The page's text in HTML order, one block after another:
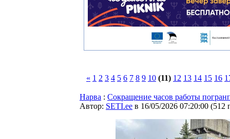
« 1 2 3 4 5 6 7 8 9 10 (11) 12 13 14 15 16
Нарва : Сокращение часов работы
Автор: SETI.ee в 16/05/2026 07:20:00 (512